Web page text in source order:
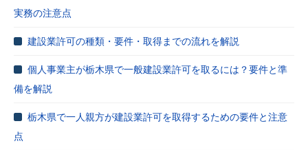
実務の注意点
建設業許可の種類・要件・取得までの流れを解説
個人事業主が栃木県で一般建設業許可を取るには？要件と準
備を解説
栃木県で一人親方が建設業許可を取得するための要件と注意
点